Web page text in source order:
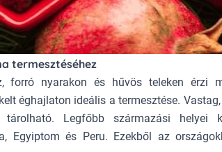
termesztéséhez
forró nyarakon és hűvös teleken érzi
éghajlaton ideális a termesztése.
Legfőbb származási helyei
Egyiptom és Peru. Ezekből az